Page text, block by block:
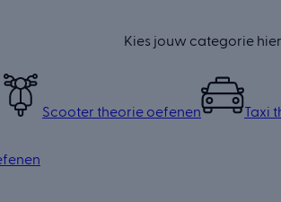
Kies jouw categorie
Scooter theorie oefenen Taxi